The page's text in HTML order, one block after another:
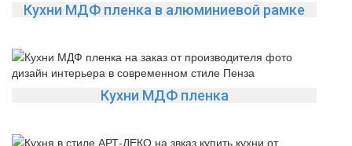
Кухни МДФ пленка в алюминиевой рамке
Кухни МДФ пленка